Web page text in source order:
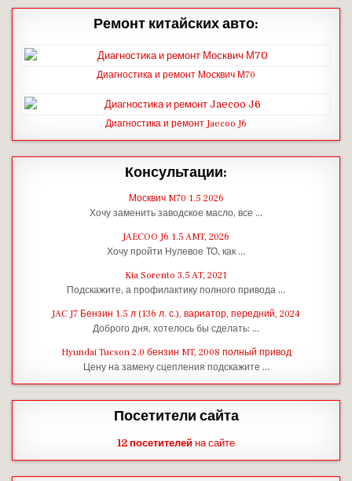
Ремонт китайских авто:
Диагностика и ремонт Москвич М70
Диагностика и ремонт Jaecoo J6
Консультации:
Москвич M70 1.5 2026
Хочу заменить заводское масло, все …
JAECOO J6 1.5 AMT, 2026
Хочу пройти Нулевое ТО, как …
Kia Sorento 3.5 AT, 2021
Подскажите, а профилактику полного привода …
JAC J7 Бензин 1.5 л (136 л. с.), вариатор, передний, 2024
Доброго дня, хотелось бы сделать: …
Hyundai Tucson 2.0 бензин MT, 2008 полный привод
Цену на замену сцепления подскажите …
Посетители сайта
12 посетителей на сайте